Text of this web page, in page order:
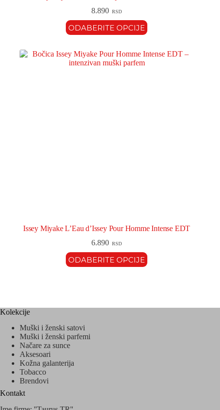
8.890 RSD
ODABERITE OPCIJE
Issey Miyake L’Eau d’Issey Pour Homme Intense EDT
6.890 RSD
ODABERITE OPCIJE
Kolekcije
Muški i ženski satovi
Muški i ženski parfemi
Načare za sunce
Aksesoari
Kožna galanterija
Tobacco
Brendovi
Kontakt